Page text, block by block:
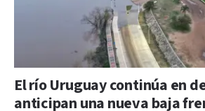
El río Uruguay continúa en
anticipan una nueva baja